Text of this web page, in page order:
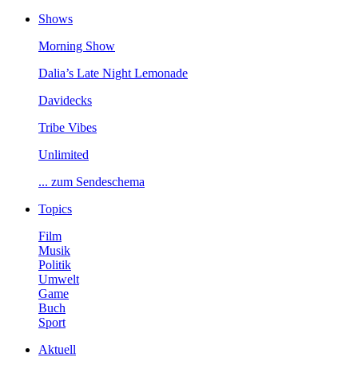
Shows
MorningShow
Dalia’sLateNightLemonade
Davidecks
TribeVibes
Unlimited
...zumSendeschema
Topics
Film
Musik
Politik
Umwelt
Game
Buch
Sport
Aktuell